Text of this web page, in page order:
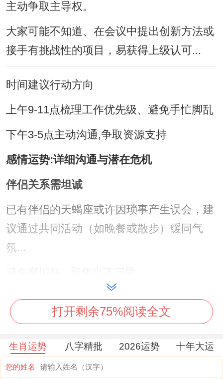
主动争取主导权。
大家可能不知道、在会议中提出创新方法或
接手有挑战性的项目，易获得上级认可...
时间建议行动方向
上午9-11点梳理工作优先级、避免手忙脚乱
下午3-5点主动沟通,争取资源支持
感情运势:详细沟通与潜在危机
伴侣关系需坦诚
已有伴侣的天蝎座或许因琐事产生误会，建
议通过共同活动（如晚餐或散步）缓同气
氛...
单身者警惕烂桃花
社交场合中易遇到吸引力强但背景复杂的异
性，需谨慎介绍对方意图，避免卷入多角关
系！
打开剩余75%阅读全文
生肖运势 八字精批 2026运势 十年大运
您的姓名